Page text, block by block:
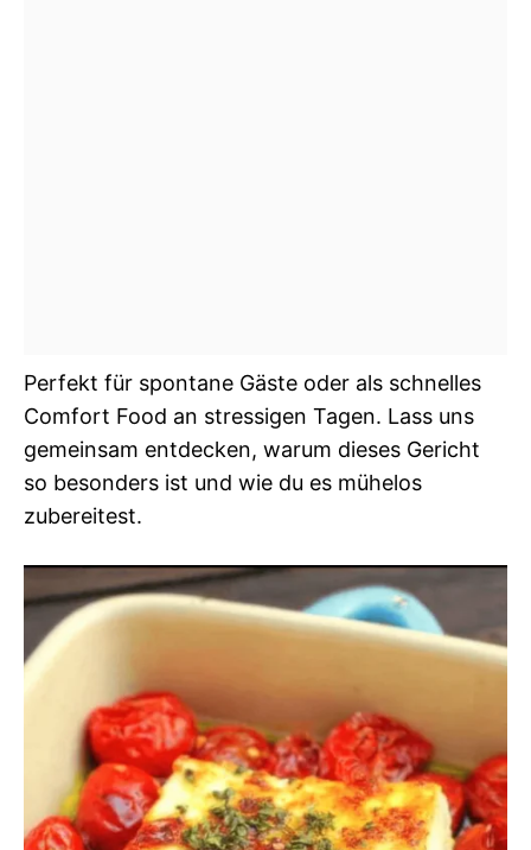
Perfekt für spontane Gäste oder als schnelles
Comfort Food an stressigen Tagen. Lass uns
gemeinsam entdecken, warum dieses Gericht
so besonders ist und wie du es mühelos
zubereitest.